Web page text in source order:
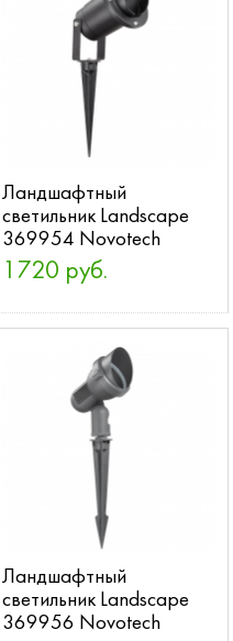
Ландшафтный
светильник Landscape
369954 Novotech
1720 руб.
Ландшафтный
светильник Landscape
369956 Novotech